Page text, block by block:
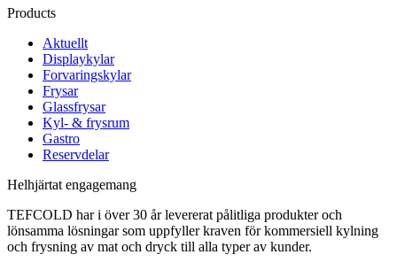
Products
Aktuellt
Displaykylar
Forvaringskylar
Frysar
Glassfrysar
Kyl- & frysrum
Gastro
Reservdelar
Helhjärtat engagemang
TEFCOLD har i över 30 år levererat pålitliga produkter och
lönsamma lösningar som uppfyller kraven för kommersiell kylning
och frysning av mat och dryck till alla typer av kunder.